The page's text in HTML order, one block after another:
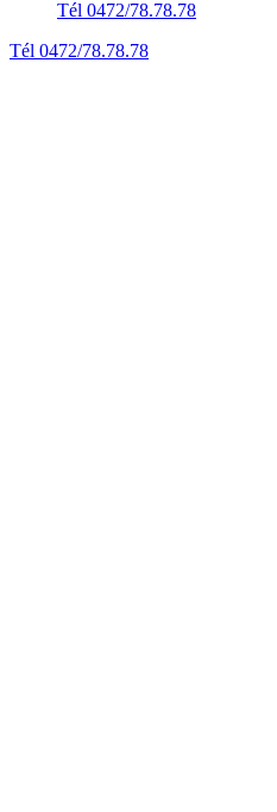
Tél 0472/78.78.78
Tél 0472/78.78.78